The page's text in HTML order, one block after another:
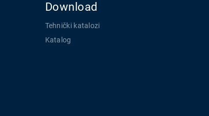
Download
Tehnički katalozi
Katalog